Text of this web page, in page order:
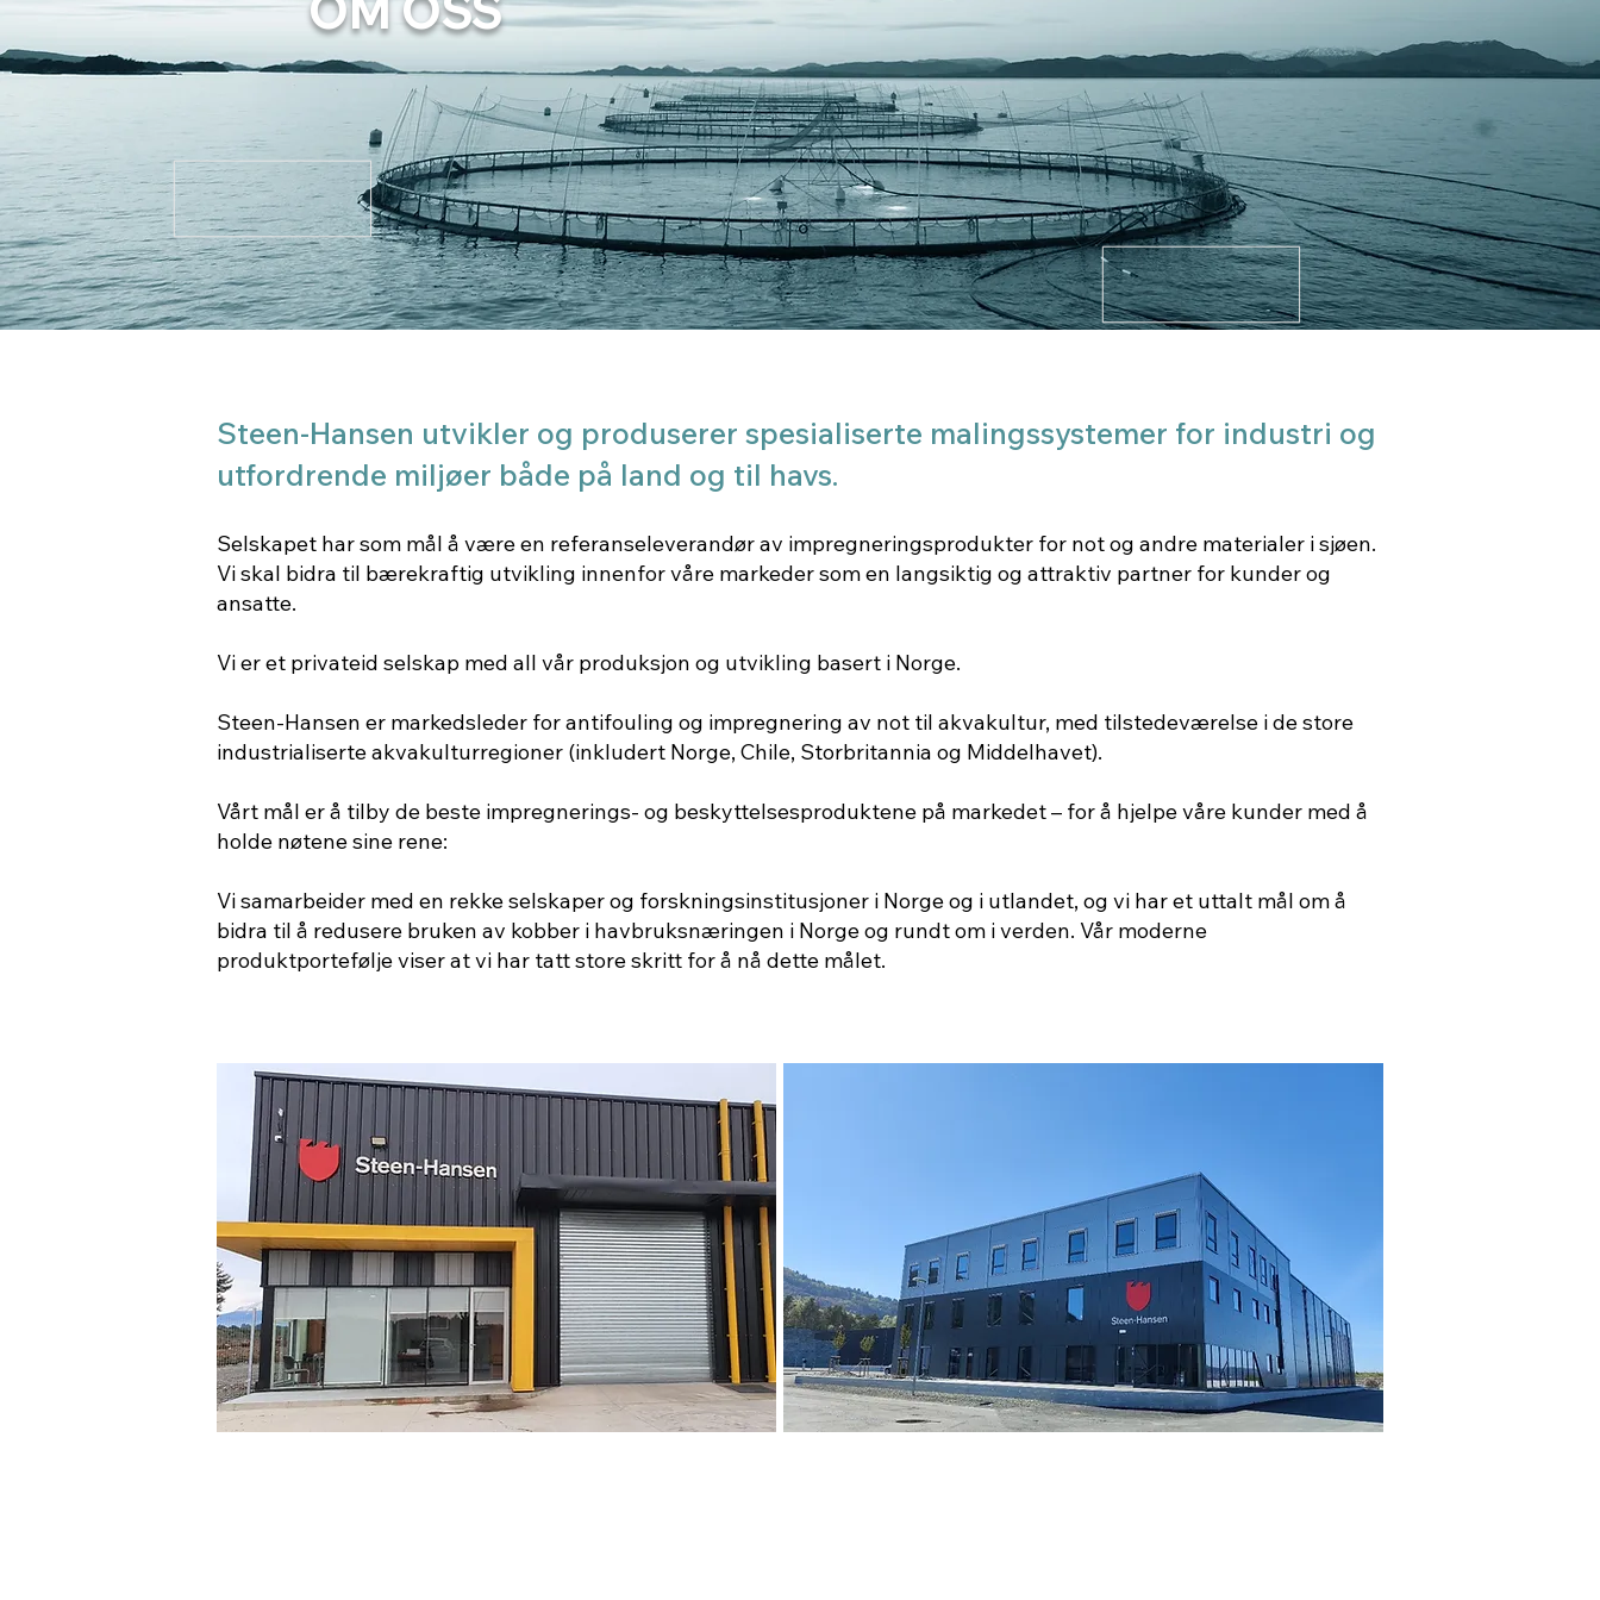
Steen-Hansen utvikler og produserer spesialiserte malingssystemer for industri og
utfordrende miljøer både på land og til havs.
Selskapet har som mål å være en referanseleverandør av impregneringsprodukter for not og andre materialer i sjøen.
Vi skal bidra til bærekraftig utvikling innenfor våre markeder som en langsiktig og attraktiv partner for kunder og
ansatte.
Vi er et privateid selskap med all vår produksjon og utvikling basert i Norge.
Steen-Hansen er markedsleder for antifouling og impregnering av not til akvakultur, med tilstedeværelse i de store
industrialiserte akvakulturregioner (inkludert Norge, Chile, Storbritannia og Middelhavet).
Vårt mål er å tilby de beste impregnerings- og beskyttelsesproduktene på markedet – for å hjelpe våre kunder med å
holde nøtene sine rene:
Vi samarbeider med en rekke selskaper og forskningsinstitusjoner i Norge og i utlandet, og vi har et uttalt mål om å
bidra til å redusere bruken av kobber i havbruksnæringen i Norge og rundt om i verden. Vår moderne
produktportefølje viser at vi har tatt store skritt for å nå dette målet.